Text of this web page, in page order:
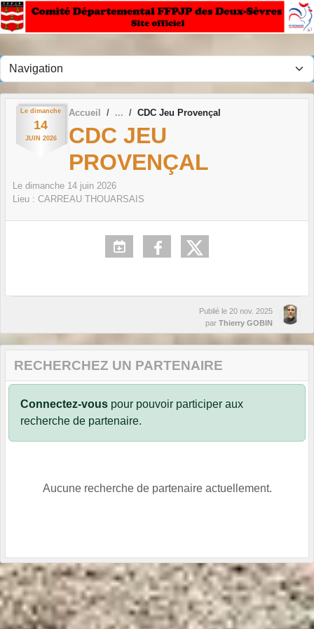
Le dimanche
14
JUIN 2026
Accueil CDC Jeu Provençal
CDC JEU
PROVENÇAL
Le dimanche 14 juin 2026
Lieu : CARREAU THOUARSAIS
Publié le 20 nov. 2025
par Thierry GOBIN
RECHERCHEZ UN PARTENAIRE
Connectez-vous pour pouvoir participer aux
recherche de partenaire.
Aucune recherche de partenaire actuellement.
Panneau de gestion des cookies